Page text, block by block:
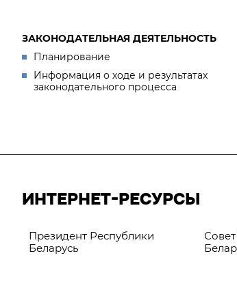
ЗАКОНОДАТЕЛЬНАЯ ДЕЯТЕЛЬНОСТЬ
Планирование
Информация о ходе и результатах
законодательного процесса
ИНТЕРНЕТ-РЕСУРСЫ
Президент Республики
Беларусь